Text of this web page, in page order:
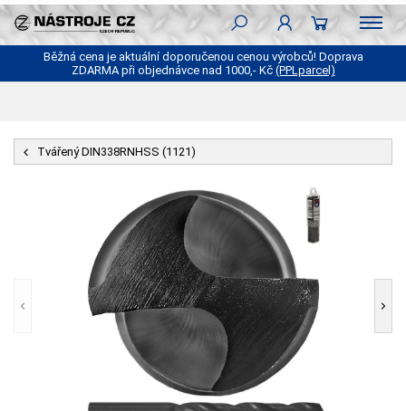
Běžná cena je aktuální doporučenou cenou výrobců! Doprava
ZDARMA při objednávce nad 1000,- Kč (PPLparcel)
Tvářený DIN338RNHSS (1121)